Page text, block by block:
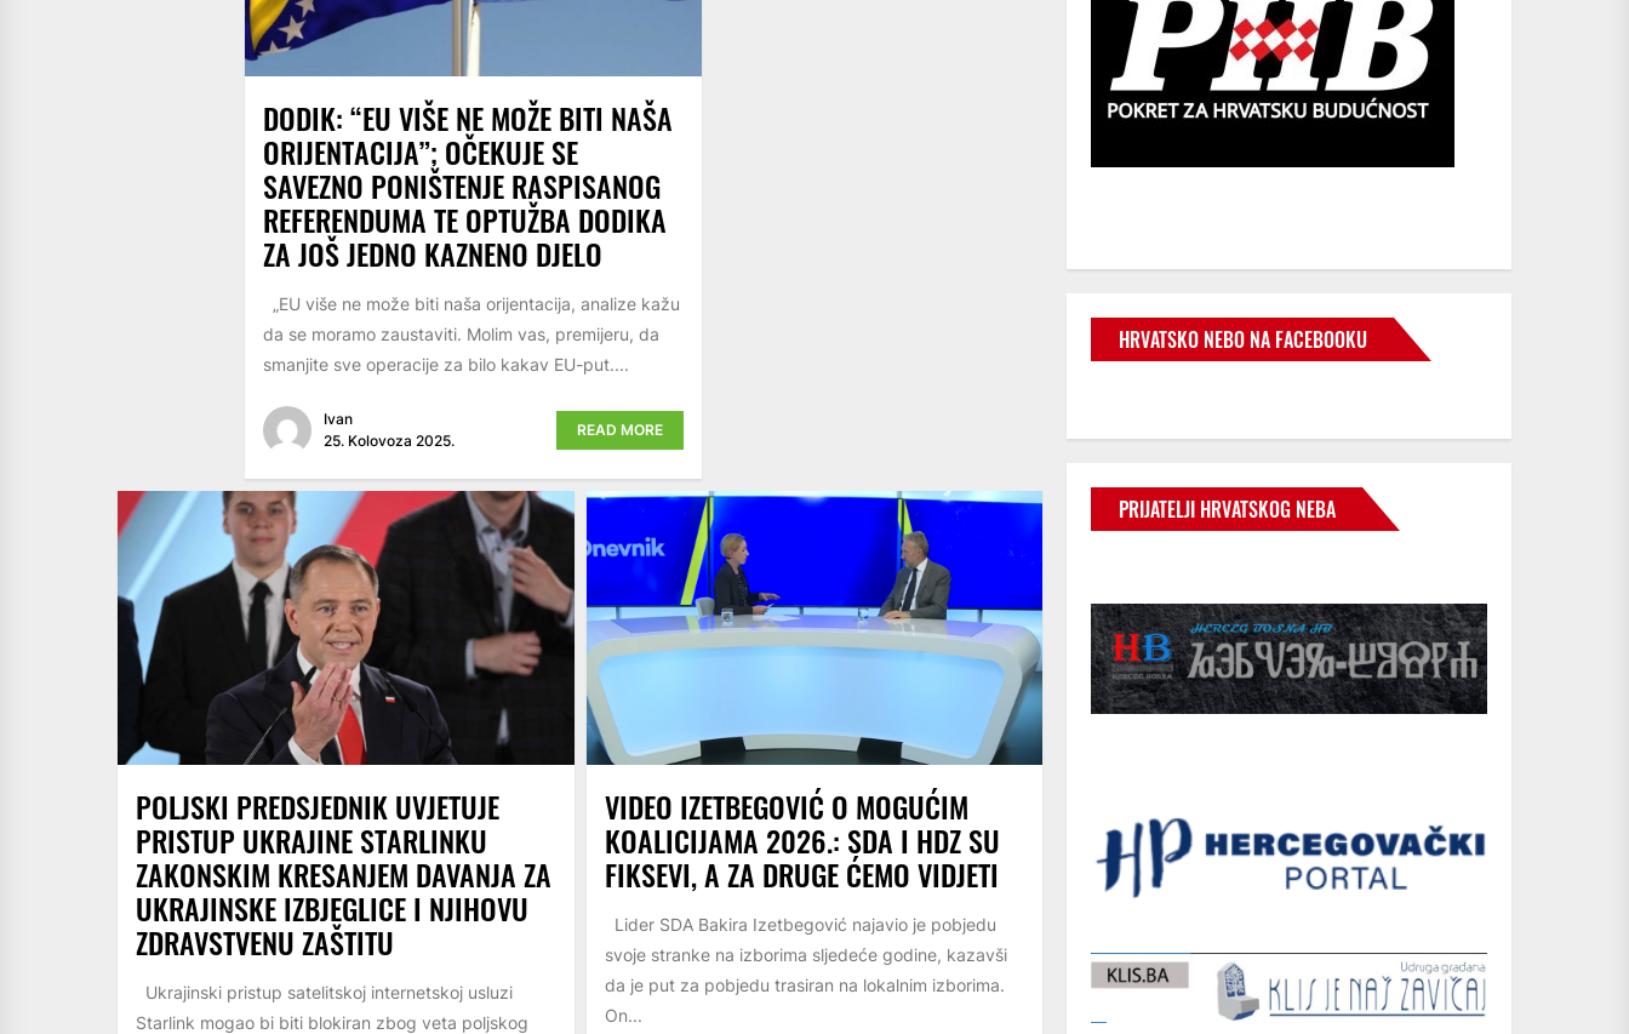
DODIK: “EU VIŠE NE MOŽE BITI NAŠA
ORIJENTACIJA”; OČEKUJE SE
SAVEZNO PONIŠTENJE RASPISANOG
REFERENDUMA TE OPTUŽBA DODIKA
ZA JOŠ JEDNO KAZNENO DJELO
„EU više ne može biti naša orijentacija, analize kažu
da se moramo zaustaviti. Molim vas, premijeru, da
smanjite sve operacije za bilo kakav EU-put....
Ivan
25. Kolovoza 2025.
READ MORE
POLJSKI PREDSJEDNIK UVJETUJE
PRISTUP UKRAJINE STARLINKU
ZAKONSKIM KRESANJEM DAVANJA ZA
UKRAJINSKE IZBJEGLICE I NJIHOVU
ZDRAVSTVENU ZAŠTITU
Ukrajinski pristup satelitskoj internetskoj usluzi
Starlink mogao bi biti blokiran zbog veta poljskog
VIDEO IZETBEGOVIĆ O MOGUĆIM
KOALICIJAMA 2026.: SDA I HDZ SU
FIKSEVI, A ZA DRUGE ĆEMO VIDJETI
Lider SDA Bakira Izetbegović najavio je pobjedu
svoje stranke na izborima sljedeće godine, kazavši
da je put za pobjedu trasiran na lokalnim izborima.
On...
HRVATSKO NEBO NA FACEBOOKU
PRIJATELJI HRVATSKOG NEBA